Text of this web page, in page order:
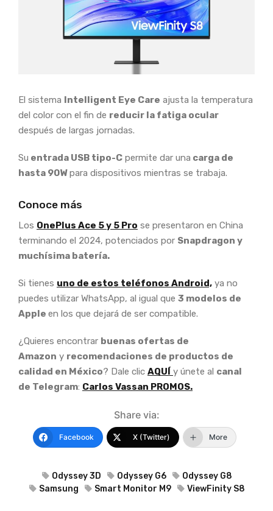
El sistema Intelligent Eye Care ajusta la temperatura
del color con el fin de reducir la fatiga ocular
después de largas jornadas.
Su entrada USB tipo-C permite dar una carga de
hasta 90Wpara dispositivos mientras se trabaja.
Conoce más
Los OnePlus Ace 5 y 5 Pro se presentaron en China
terminando el 2024, potenciados por Snapdragon y
muchísima batería.
Si tienes uno de estos teléfonos Android, ya no
puedes utilizar WhatsApp, al igual que 3 modelos de
Apple en los que dejará de ser compatible.
¿Quieres encontrar buenas ofertas de
Amazon y recomendaciones de productos de
calidad en México? Dale clic AQUÍ y únete al canal
de Telegram: Carlos Vassan PROMOS.
Share via:
Facebook X (Twitter) More
Odyssey 3D Odyssey G6
Odyssey G8
Samsung
Smart Monitor M9 ViewFinity S8